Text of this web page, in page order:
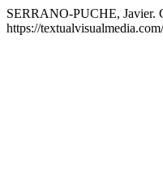
SERRANO-PUCHE, Javier.
https://